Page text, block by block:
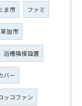
ま市 ファミ
加市
浴槽隣接設置
バー
ッコファン